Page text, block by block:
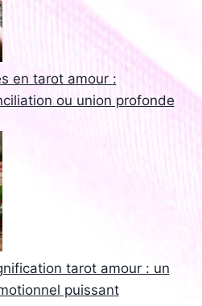
en tarot amour :
ou union profonde
tarot amour : un
puissant